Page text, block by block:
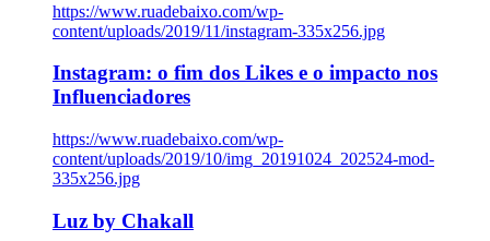
https://www.ruadebaixo.com/wp-
content/uploads/2019/11/instagram-335x256.jpg
Instagram: o fim dos Likes e o impacto nos
Influenciadores
https://www.ruadebaixo.com/wp-
content/uploads/2019/10/img_20191024_202524-mod-
335x256.jpg
Luz by Chakall